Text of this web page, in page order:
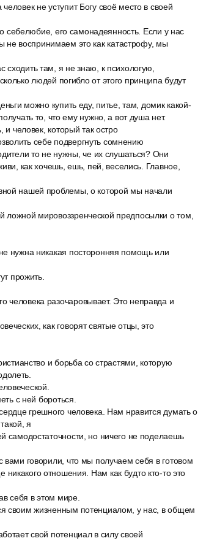
не уступит Богу своё место в своей
себелюбие, его самонадеянность. Если у нас
воспринимаем это как катастрофу, мы
там, я не знаю, к психологую,
людей погибло от этого принципа будут
можно купить еду, питье, там, домик какой-
то, что ему нужно, а вот душа нет.
человек, который так остро
себе подвергнуть сомнению
то не нужны, че их слушаться? Они
как хочешь, ешь, пей, веселись. Главное,
нашей проблемы, о которой мы начали
мировоззренческой предпосылки о том,
нужна никакая посторонняя помощь или
прожить.
человека разочаровывает. Это неправда и
как говорят святые отцы, это
и борьба со страстями, которую
с ней бороться.
грешного человека. Нам нравится думать о
я
но ничего не поделаешь
говорили, что мы получаем себя в готовом
отношения. Нам как будто кто-то это
себя в этом мире.
своим жизненным потенциалом, у нас, в общем
свой потенциал в силу своей